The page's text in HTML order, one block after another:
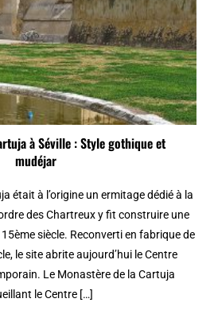
à Séville : Style gothique et
mudéjar
était à l’origine un ermitage dédié à la
des Chartreux y fit construire une
siècle. Reconverti en fabrique de
le site abrite aujourd’hui le Centre
Le Monastère de la Cartuja
le Centre […]